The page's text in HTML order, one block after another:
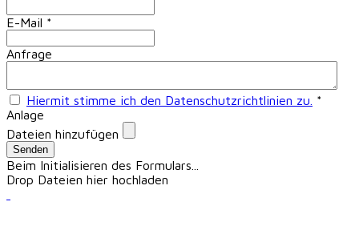
E-Mail *
Anfrage
Hiermit stimme ich den Datenschutzrichtlinien zu. *
Anlage
Dateien hinzufügen
Senden
Beim Initialisieren des Formulars...
Drop Dateien hier hochladen